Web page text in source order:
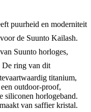
puurheid en moderniteit
de Suunto Kailash.
Suunto horloges,
De ring van dit
titanium,
outdoor-proof,
siliconen horlogeband.
van saffier kristal.